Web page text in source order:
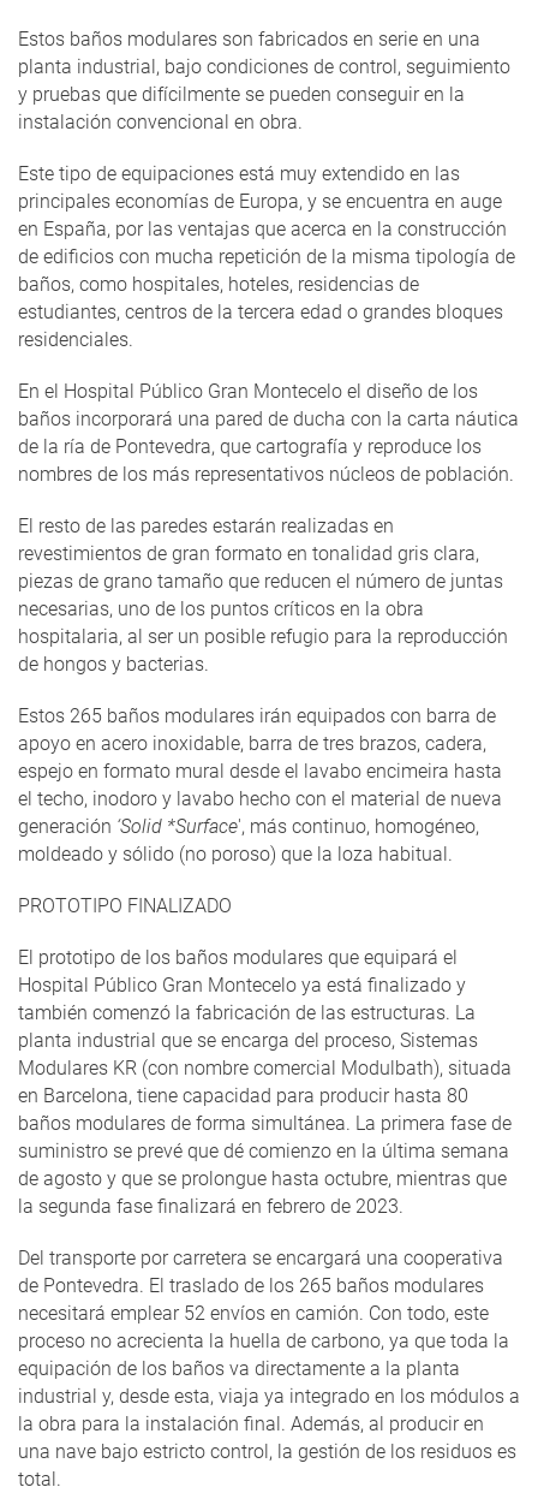
Estos baños modulares son fabricados en serie en una
planta industrial, bajo condiciones de control, seguimiento
y pruebas que difícilmente se pueden conseguir en la
instalación convencional en obra.
Este tipo de equipaciones está muy extendido en las
principales economías de Europa, y se encuentra en auge
en España, por las ventajas que acerca en la construcción
de edificios con mucha repetición de la misma tipología de
baños, como hospitales, hoteles, residencias de
estudiantes, centros de la tercera edad o grandes bloques
residenciales.
En el Hospital Público Gran Montecelo el diseño de los
baños incorporará una pared de ducha con la carta náutica
de la ría de Pontevedra, que cartografía y reproduce los
nombres de los más representativos núcleos de población.
El resto de las paredes estarán realizadas en
revestimientos de gran formato en tonalidad gris clara,
piezas de grano tamaño que reducen el número de juntas
necesarias, uno de los puntos críticos en la obra
hospitalaria, al ser un posible refugio para la reproducción
de hongos y bacterias.
Estos 265 baños modulares irán equipados con barra de
apoyo en acero inoxidable, barra de tres brazos, cadera,
espejo en formato mural desde el lavabo encimeira hasta
el techo, inodoro y lavabo hecho con el material de nueva
generación ‘Solid *Surface', más continuo, homogéneo,
moldeado y sólido (no poroso) que la loza habitual.
PROTOTIPO FINALIZADO
El prototipo de los baños modulares que equipará el
Hospital Público Gran Montecelo ya está finalizado y
también comenzó la fabricación de las estructuras. La
planta industrial que se encarga del proceso, Sistemas
Modulares KR (con nombre comercial Modulbath), situada
en Barcelona, tiene capacidad para producir hasta 80
baños modulares de forma simultánea. La primera fase de
suministro se prevé que dé comienzo en la última semana
de agosto y que se prolongue hasta octubre, mientras que
la segunda fase finalizará en febrero de 2023.
Del transporte por carretera se encargará una cooperativa
de Pontevedra. El traslado de los 265 baños modulares
necesitará emplear 52 envíos en camión. Con todo, este
proceso no acrecienta la huella de carbono, ya que toda la
equipación de los baños va directamente a la planta
industrial y, desde esta, viaja ya integrado en los módulos a
la obra para la instalación final. Además, al producir en
una nave bajo estricto control, la gestión de los residuos es
total.